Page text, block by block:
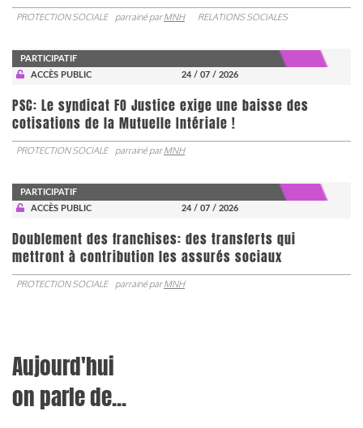
PROTECTION SOCIALE parrainé parMNH RELATIONS SOCIALES
PARTICIPATIF
ACCÈS PUBLIC
24 / 07 / 2026
PSC: Le syndicat FO Justice exige une baisse des
cotisations de la Mutuelle Intériale !
PROTECTION SOCIALE parrainé parMNH
PARTICIPATIF
ACCÈS PUBLIC
24 / 07 / 2026
Doublement des franchises: des transferts qui
mettront à contribution les assurés sociaux
PROTECTION SOCIALE parrainé parMNH
Aujourd'hui
on parle de...